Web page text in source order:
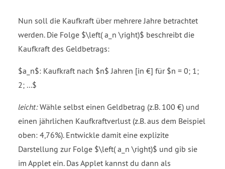
Nun soll die Kaufkraft über mehrere Jahre betrachtet
werden. Die Folge $\left( a_n \right)$ beschreibt die
Kaufkraft des Geldbetrags:
$a_n$: Kaufkraft nach $n$ Jahren [in €] für $n = 0; 1;
2; ...$
leicht:Wähle selbst einen Geldbetrag (z.B. 100 €) und
einen jährlichen Kaufkraftverlust (z.B. aus dem Beispiel
oben: 4,76%). Entwickle damit eine explizite
Darstellung zur Folge $\left( a_n \right)$ und gib sie
im Applet ein. Das Applet kannst du dann als